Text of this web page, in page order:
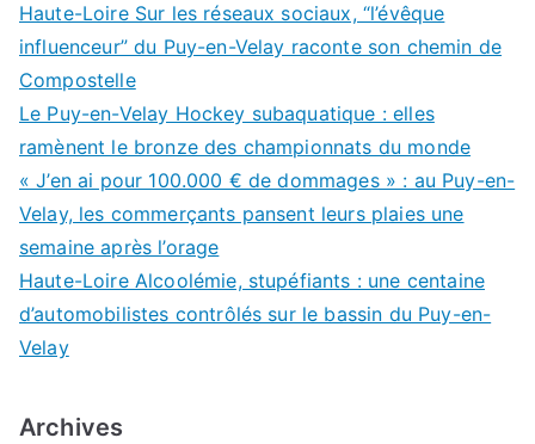
Haute-Loire Sur les réseaux sociaux, “l’évêque
influenceur” du Puy-en-Velay raconte son chemin de
Compostelle
Le Puy-en-Velay Hockey subaquatique : elles
ramènent le bronze des championnats du monde
« J’en ai pour 100.000 € de dommages » : au Puy-en-
Velay, les commerçants pansent leurs plaies une
semaine après l’orage
Haute-Loire Alcoolémie, stupéfiants : une centaine
d’automobilistes contrôlés sur le bassin du Puy-en-
Velay
Archives